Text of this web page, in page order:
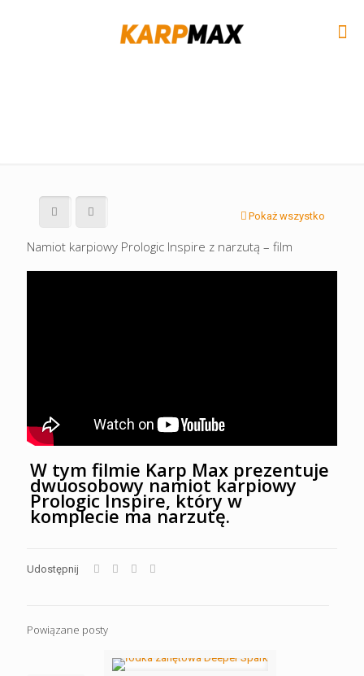
Pokaż wszystko
Namiot karpiowy Prologic Inspire z narzutą – film
W tym filmie Karp Max prezentuje
dwuosobowy namiot karpiowy
Prologic Inspire, który w
komplecie ma narzutę.
Udostępnij
Powiązane posty